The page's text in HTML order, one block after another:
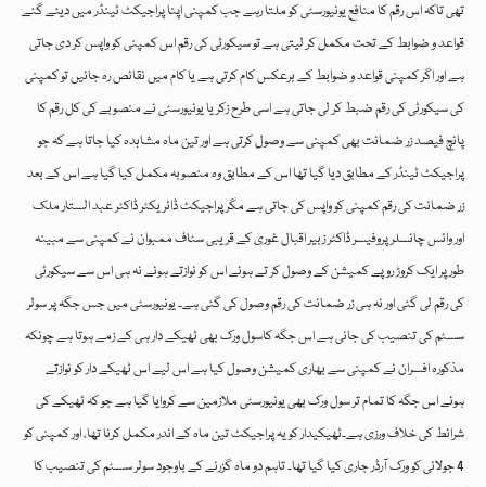
تھی تاکہ اس رقم کا منافع یونیورسٹی کو ملتا رہے جب کمپنی اپنا پراجیکٹ ٹینڈر میں دیئے گئے
قواعد و ضوابط کے تحت مکمل کر لیتی ہے تو سیکورٹی کی رقم اس کمپنی کو واپس کر دی جاتی
ہے اور اگر کمپنی قواعد و ضوابط کے برعکس کام کرتی ہے یا کام میں نقائص رہ جائیں تو کمپنی
کی سیکورٹی کی رقم ضبط کر لی جاتی ہے اسی طرح زکریا یونیورسٹی نے منصوبے کی کل رقم کا
پانچ فیصد زر ضمانت بھی کمپنی سے وصول کرتی ہے اور تین ماہ مشاہدہ کیا جاتا ہے کہ جو
پراجیکٹ ٹینڈر کے مطابق دیا گیا تھا اس کے مطابق وہ منصوبہ مکمل کیا گیا ہے اس کے بعد
زر ضمانت کی رقم کمپنی کو واپس کی جاتی ہے مگر پراجیکٹ ڈائریکٹر ڈاکٹر عبد الستار ملک
اور وائس چانسلر پروفیسر ڈاکٹر زبیر اقبال غوری کے قریبی سٹاف ممبوان نے کمپنی سے مبینہ
طور پر ایک کروڑ روپے کمیشن کے وصول کر تے ہوئے اس کو نوازتے ہوئے نہ ہی اس سے سیکورٹی
کی رقم لی گئی اور نہ ہی زر ضمانت کی رقم وصول کی گئی ہے۔ یونیورسٹی میں جس جگہ پر سولر
سسٹم کی تنصیب کی جانی ہے اس جگہ کاسول ورک بھی ٹھیکے دار ہی کے زمے ہوتا ہے چونکہ
مذکورہ افسران نے کمپنی سے بھاری کمیشن وصول کیا ہے اس لیے اس ٹھیکے دار کو نوازتے
ہوئے اس جگہ کا تمام تر سول ورک بھی یونیورسٹی ملازمین سے کروایا گیا ہے جو کہ ٹھیکے کی
شرائط کی خلاف ورزی ہے۔ٹھیکیدار کو یہ پراجیکٹ تین ماہ کے اندر مکمل کرنا تھا، اور کمپنی کو
4 جولائی کو ورک آرڈر جاری کیا گیا تھا۔ تاہم دو ماہ گزرنے کے باوجود سولر سسٹم کی تنصیب کا